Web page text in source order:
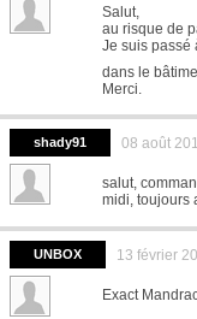
Salut,
au risque de
Je suis passé
dans le
Merci.
shady91 08 août
salut,
midi, toujours
UNBOX 13 février
Exact